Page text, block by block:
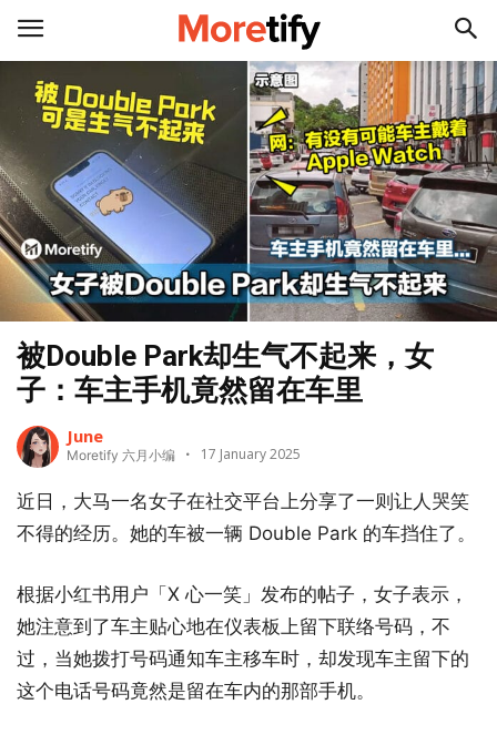
被Double Park却生气不起来，女
子：车主手机竟然留在车里
June
Moretify 六月小编 17 January 2025
近日，大马一名女子在社交平台上分享了一则让人哭笑
不得的经历。她的车被一辆 Double Park 的车挡住了。
根据小红书用户「X 心一笑」发布的帖子，女子表示，
她注意到了车主贴心地在仪表板上留下联络号码，不
过，当她拨打号码通知车主移车时，却发现车主留下的
这个电话号码竟然是留在车内的那部手机。